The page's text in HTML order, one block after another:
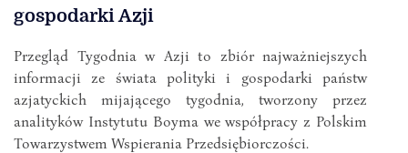
gospodarki Azji
Przegląd Tygodnia w Azji to zbiór najważniejszych
informacji ze świata polityki i gospodarki państw
azjatyckich mijającego tygodnia, tworzony przez
analityków Instytutu Boyma we współpracy z Polskim
Towarzystwem Wspierania Przedsiębiorczości.